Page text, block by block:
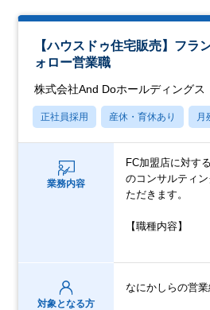
【ハウスドゥ住宅販売】フラ
ォロー営業職
株式会社And Doホールディングス
正社員採用 産休・育休あり 月
業務内容
FC加盟店に対す
のコンサルティ
ただきます。
【職種内容】
対象となる方
なにかしらの営